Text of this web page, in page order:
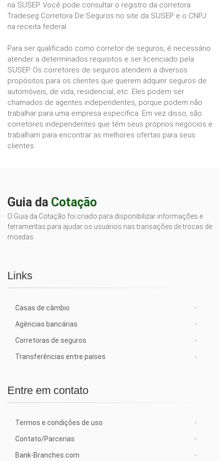
na SUSEP. Você pode consultar o registro da corretora
Tradeseg Corretora De Seguros no site da SUSEP e o CNPJ
na receita federal.
Para ser qualificado como corretor de seguros, é necessário
atender a determinados requisitos e ser licenciado pela
SUSEP. Os corretores de seguros atendem a diversos
propósitos para os clientes que querem adquirir seguros de
automóveis, de vida, residencial, etc. Eles podem ser
chamados de agentes independentes, porque podem não
trabalhar para uma empresa específica. Em vez disso, são
corretores independentes que têm seus próprios negócios e
trabalham para encontrar as melhores ofertas para seus
clientes.
Guia da Cotação
O Guia da Cotação foi criado para disponibilizar informações e
ferramentas para ajudar os usuários nas transações de trocas de
moedas.
Links
Casas de câmbio
Agências bancárias
Corretoras de seguros
Transferências entre países
Entre em contato
Termos e condições de uso
Contato/Parcerias
Bank-Branches.com